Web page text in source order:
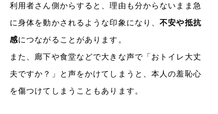
利用者さん側からすると、理由も分からないまま急
に身体を動かされるような印象になり、不安や抵抗
感につながることがあります。
また、廊下や食堂などで大きな声で「おトイレ大丈
夫ですか？」と声をかけてしまうと、本人の羞恥心
を傷つけてしまうこともあります。